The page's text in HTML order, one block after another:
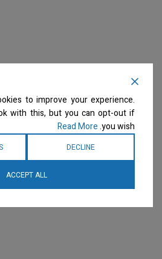
to improve your experience.
with this, but you can opt-out if
you wish.
Read More
DECLINE
ACCEPT ALL